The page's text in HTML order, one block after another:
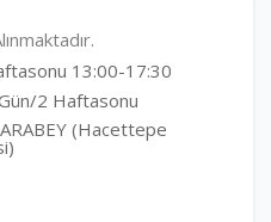
13:00-17:30
2 Haftasonu
(Hacettepe